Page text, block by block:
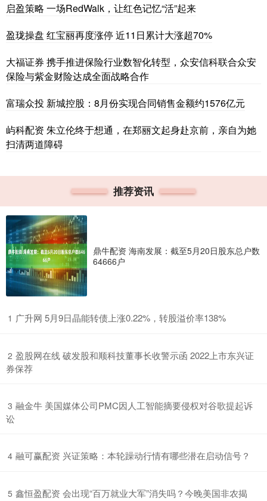
启盈策略 一场RedWalk，让红色记忆“活”起来
盈珑操盘 红宝丽再度涨停 近11日累计大涨超70%
大福证券 携手推进保险行业数智化转型，众安信科联合众安
保险与紫金财险达成全面战略合作
富瑞众投 新城控股：8月份实现合同销售金额约1576亿元
屿科配资 朱立伦终于想通，在郑丽文起身赴京前，亲自为她
扫清两道障碍
推荐资讯
鼎牛配资 海南发展：截至5月20日股东总户数
64666户
1 ​广升网 5月9日晶能转债上涨0.22%，转股溢价率138%
2 ​盈股网在线 破发股和顺科技董事长收警示函 2022上市东兴证
券保荐
3 ​融金牛 美国媒体公司PMC因人工智能摘要侵权对谷歌提起诉
讼
4 ​融可赢配资 兴证策略：本轮躁动行情有哪些潜在启动信号？
5 ​鑫恒盈配资 会出现“百万就业大军”消失吗？今晚美国非农揭